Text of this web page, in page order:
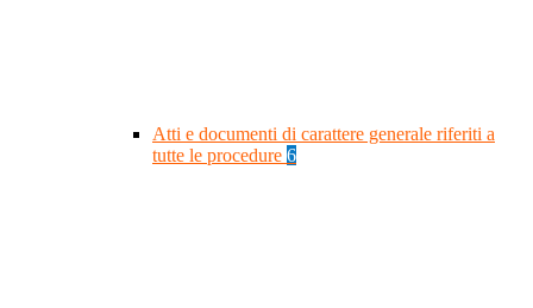
Atti e documenti di carattere generale riferiti a
tutte le procedure 6